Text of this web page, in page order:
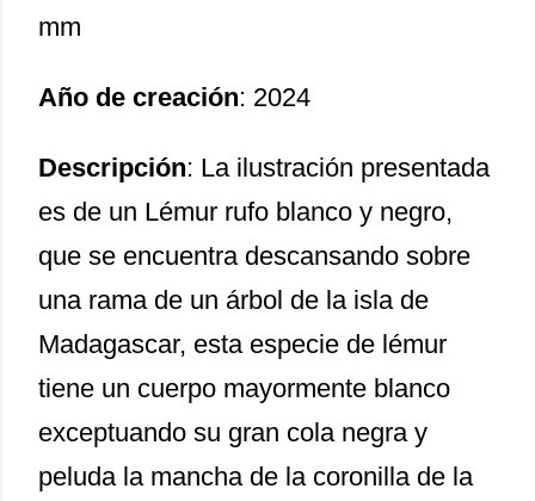
mm
Año de creación: 2024
Descripción: La ilustración presentada
es de un Lémur rufo blanco y negro,
que se encuentra descansando sobre
una rama de un árbol de la isla de
Madagascar, esta especie de lémur
tiene un cuerpo mayormente blanco
exceptuando su gran cola negra y
peluda la mancha de la coronilla de la